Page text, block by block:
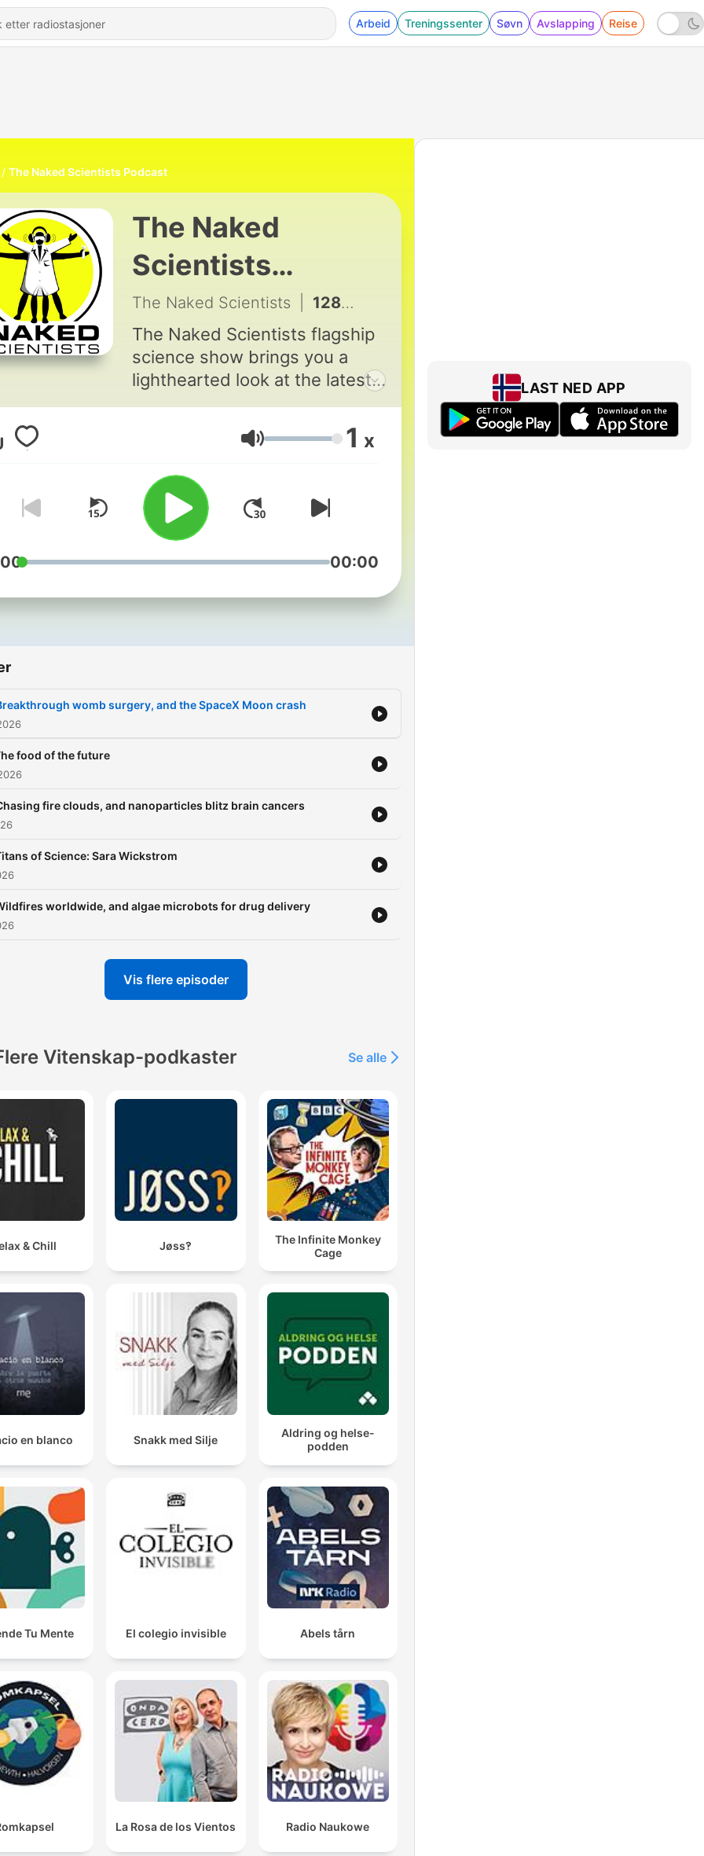
Arbeid Treningssenter Søvn Avslapping Reise
The Naked Scientists Podcast
The Naked
Scientists
Podcast
The Naked Scientists 1282 - Breakthrough womb surgery, and the SpaceX Moon crash
The Naked Scientists flagship
science show brings you a
lighthearted look at the latest
scientific breakthroughs,
interviews with the world's top
scientists, answers to your
science questions and science
experiments to try at home.
Volum 1 x
00:00
womb surgery, and the SpaceX Moon crash
food of the future
fire clouds, and nanoparticles blitz brain cancers
of Science: Sara Wickstrom
worldwide, and algae microbots for drug delivery
Vis flere episoder
Vitenskap-podkaster Se alle
& Chill Jøss‽
The Infinite Monkey
Cage
en blanco Snakk med Silje
Aldring og helse-
podden
Tu Mente El colegio invisible Abels tårn
La Rosa de los Vientos Radio Naukowe
LAST NED APP